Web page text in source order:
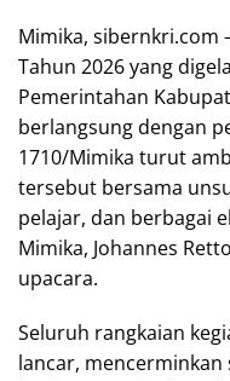
Mimika, sibernkri.com
Tahun 2026 yang
Pemerintahan
berlangsung dengan
1710/Mimika turut
tersebut bersama
pelajar, dan berbagai
Mimika, Johannes
upacara.
Seluruh rangkaian
lancar,